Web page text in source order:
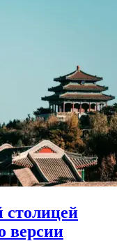
столицей
версии